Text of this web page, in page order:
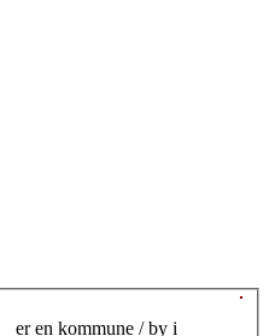
er en kommune / by i